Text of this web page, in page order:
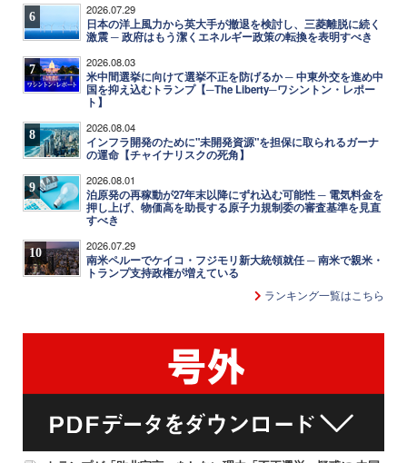
6 2026.07.29
日本の洋上風力から英大手が撤退を検討し、三菱離脱に続く
激震 ─ 政府はもう潔くエネルギー政策の転換を表明すべき
7 2026.08.03
米中間選挙に向けて選挙不正を防げるか ─ 中東外交を進め中
国を抑え込むトランプ【─The Liberty─ワシントン・レポー
ト】
8 2026.08.04
インフラ開発のために"未開発資源"を担保に取られるガーナ
の運命【チャイナリスクの死角】
9 2026.08.01
泊原発の再稼動が27年末以降にずれ込む可能性 ─ 電気料金を
押し上げ、物価高を助長する原子力規制委の審査基準を見直
すべき
10 2026.07.29
南米ペルーでケイコ・フジモリ新大統領就任 ─ 南米で親米・
トランプ支持政権が増えている
ランキング一覧はこちら